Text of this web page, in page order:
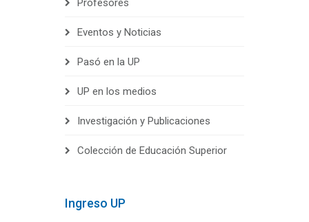
Profesores
Eventos y Noticias
Pasó en la UP
UP en los medios
Investigación y Publicaciones
Colección de Educación Superior
Ingreso UP